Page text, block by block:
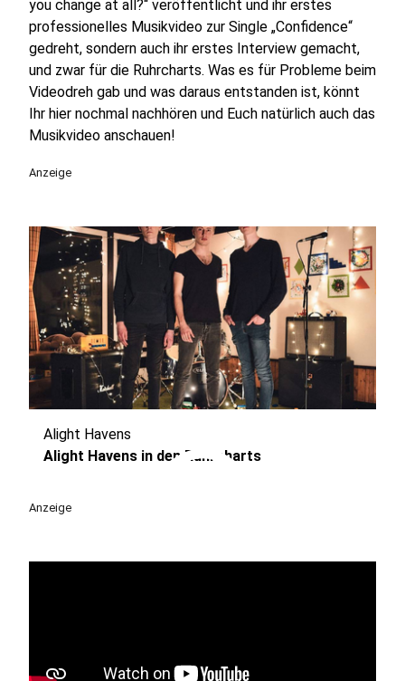
you change at all?“ veröffentlicht und ihr erstes
professionelles Musikvideo zur Single „Confidence“
gedreht, sondern auch ihr erstes Interview gemacht,
und zwar für die Ruhrcharts. Was es für Probleme beim
Videodreh gab und was daraus entstanden ist, könnt
Ihr hier nochmal nachhören und Euch natürlich auch das
Musikvideo anschauen!
Anzeige
play_circle
Alight Havens
Alight Havens in den Ruhrcharts
Anzeige